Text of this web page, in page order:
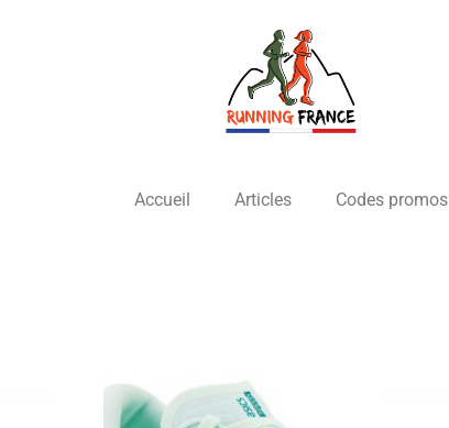
Accueil Articles Codes promos